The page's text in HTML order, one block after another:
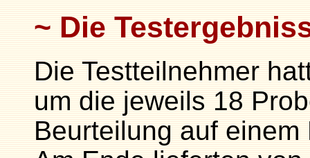
Die
Die Testteilnehmer
um die jeweils 18
Beurteilung auf